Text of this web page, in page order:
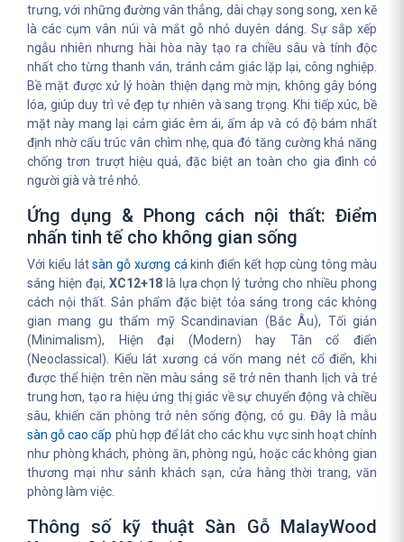
trưng, với những đường vân thẳng, dài chạy song song, xen kẽ
là các cụm vân núi và mắt gỗ nhỏ duyên dáng. Sự sắp xếp
ngẫu nhiên nhưng hài hòa này tạo ra chiều sâu và tính độc
nhất cho từng thanh ván, tránh cảm giác lặp lại, công nghiệp.
Bề mặt được xử lý hoàn thiện dạng mờ mịn, không gây bóng
lóa, giúp duy trì vẻ đẹp tự nhiên và sang trọng. Khi tiếp xúc, bề
mặt này mang lại cảm giác êm ái, ấm áp và có độ bám nhất
định nhờ cấu trúc vân chìm nhẹ, qua đó tăng cường khả năng
chống trơn trượt hiệu quả, đặc biệt an toàn cho gia đình có
người già và trẻ nhỏ.
Ứng dụng & Phong cách nội thất: Điểm
nhấn tinh tế cho không gian sống
Với kiểu látsàn gỗ xương cá kinh điển kết hợp cùng tông màu
sáng hiện đại, XC12+18là lựa chọn lý tưởng cho nhiều phong
cách nội thất. Sản phẩm đặc biệt tỏa sáng trong các không
gian mang gu thẩm mỹ Scandinavian (Bắc Âu), Tối giản
(Minimalism), Hiện đại (Modern) hay Tân cổ điển
(Neoclassical). Kiểu lát xương cá vốn mang nét cổ điển, khi
được thể hiện trên nền màu sáng sẽ trở nên thanh lịch và trẻ
trung hơn, tạo ra hiệu ứng thị giác về sự chuyển động và chiều
sâu, khiến căn phòng trở nên sống động, có gu. Đây là mẫu
sàn gỗ cao cấp phù hợp để lát cho các khu vực sinh hoạt chính
như phòng khách, phòng ăn, phòng ngủ, hoặc các không gian
thương mại như sảnh khách sạn, cửa hàng thời trang, văn
phòng làm việc.
Thông số kỹ thuật Sàn Gỗ MalayWood